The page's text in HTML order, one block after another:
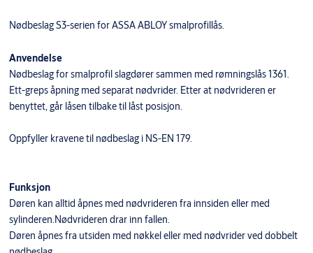
Nødbeslag S3-serien for ASSA ABLOY smalprofillås.
Anvendelse
Nødbeslag for smalprofil slagdører sammen med rømningslås 1361.
Ett-greps åpning med separat nødvrider. Etter at nødvrideren er
benyttet, går låsen tilbake til låst posisjon.
Oppfyller kravene til nødbeslag i NS-EN 179.
Funksjon
Døren kan alltid åpnes med nødvrideren fra innsiden eller med
sylinderen.Nødvrideren drar inn fallen.
Døren åpnes fra utsiden med nøkkel eller med nødvrider ved dobbelt